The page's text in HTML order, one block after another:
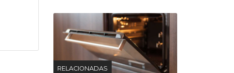
RELACIONADAS